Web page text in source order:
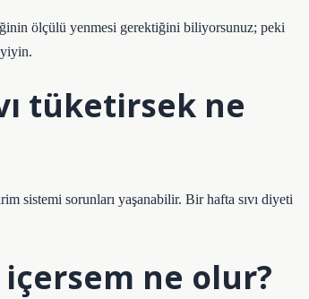
ölçülü yenmesi gerektiğini biliyorsunuz; peki
yiyin.
tüketirsek ne
sistemi sorunları yaşanabilir. Bir hafta sıvı diyeti
ne olur?